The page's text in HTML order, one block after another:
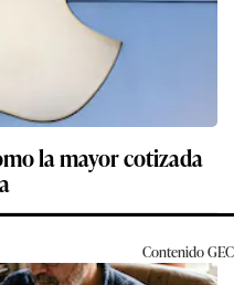
la mayor cotizada
ContenidoGEC